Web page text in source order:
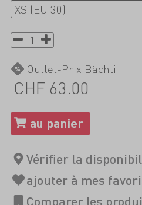
Outlet-Prix Bächli
CHF 63.00